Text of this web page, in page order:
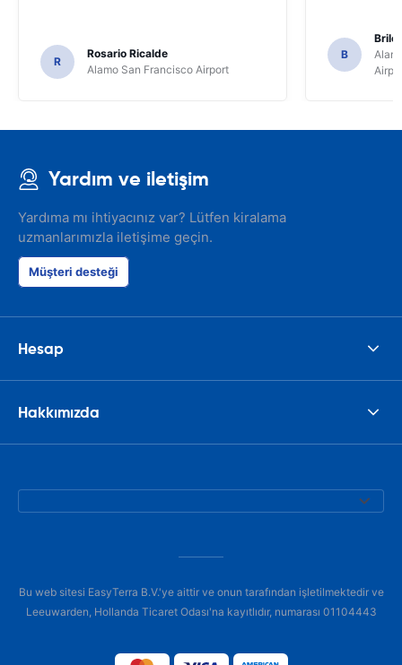
R
Rosario Ricalde
Alamo San Francisco Airport
B
Yardım ve iletişim
Yardıma mı ihtiyacınız var? Lütfen kiralama
uzmanlarımızla iletişime geçin.
Müşteri desteği
Hesap
Hakkımızda
Bu web sitesi EasyTerra B.V.'ye aittir ve onun tarafından işletilmektedir ve
Leeuwarden, Hollanda Ticaret Odası'na kayıtlıdır, numarası 01104443